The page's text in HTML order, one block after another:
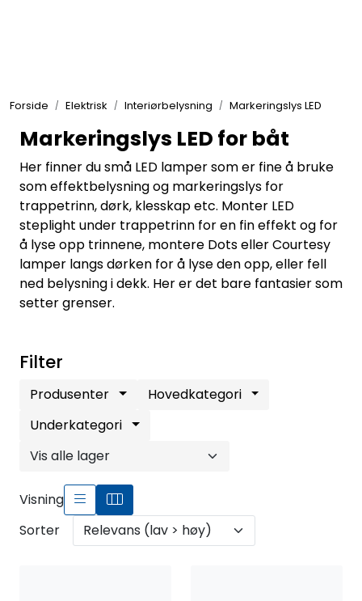
Forside Elektrisk Interiørbelysning Markeringslys LED
Markeringslys LED for båt
Her finner du små LED lamper som er fine å bruke
som effektbelysning og markeringslys for
trappetrinn, dørk, klesskap etc. Monter LED
steplight under trappetrinn for en fin effekt og for
å lyse opp trinnene, montere Dots eller Courtesy
lamper langs dørken for å lyse den opp, eller fell
ned belysning i dekk. Her er det bare fantasier som
setter grenser.
Filter
Produsenter
Hovedkategori
Underkategori
Visning
Sorter
Bygg/Innredning
Komfort
VVS
Motor/Styring
Fortøyning
Båtpleie/Opplag
Seil